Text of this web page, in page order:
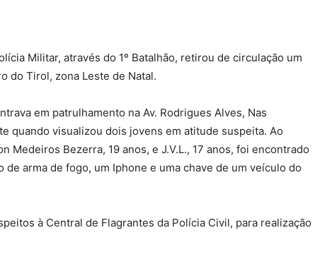
Militar, através do 1º Batalhão, retirou de circulação um
do Tirol, zona Leste de Natal.
em patrulhamento na Av. Rodrigues Alves, Nas
quando visualizou dois jovens em atitude suspeita. Ao
Medeiros Bezerra, 19 anos, e J.V.L., 17 anos, foi encontrado
arma de fogo, um Iphone e uma chave de um veículo do
à Central de Flagrantes da Polícia Civil, para realização